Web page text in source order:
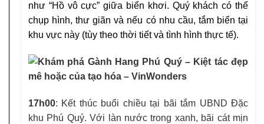
như “Hồ vô cực” giữa biển khơi. Quý khách có thể
chụp hình, thư giãn và nếu có nhu cầu, tắm biển tại
khu vực này (tùy theo thời tiết và tình hình thực tế).
17h00: Kết thúc buổi chiều tại bãi tắm UBND Đặc
khu Phú Quý. Với làn nước trong xanh, bãi cát mịn